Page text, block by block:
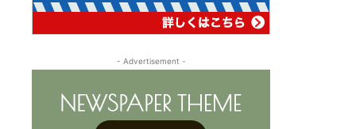
- Advertisement -